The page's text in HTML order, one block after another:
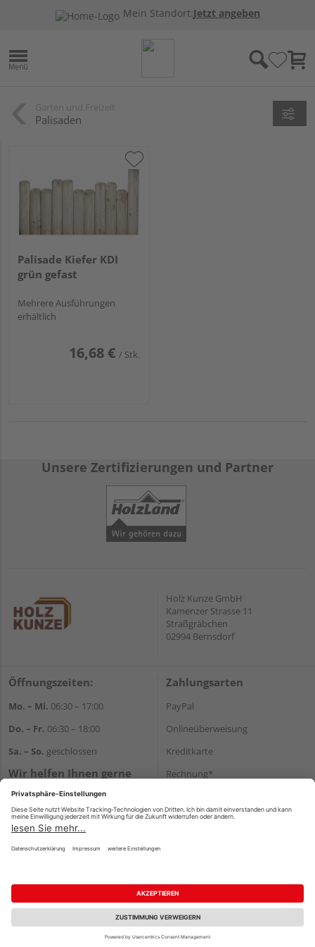
Mein Standort:Jetzt angeben
Palisaden
Palisade Kiefer KDI
grün gefast
Mehrere Ausführungen
erhältlich
16,68 € / Stk.
Fachberatung
Unsere Zertifizierungen und Partner
Holz Kunze GmbH
Kamenzer Strasse 11
Straßgräbchen
02994 Bernsdorf
Öffnungszeiten:
Mo. – Mi. 06:30 – 17:00
Do. – Fr. 06:30 – 18:00
Sa. – So. geschlossen
Wir helfen Ihnen gerne
weiter
+49 35723 23123
E-Mail:info@holz-kunze.de
Zahlungsarten
PayPal
Onlineüberweisung
Kreditkarte
Rechnung*
Versand
Impressum AGB Widerruf
Datenschutz
Reservierungsbedingungen
Vertrag widerrufen